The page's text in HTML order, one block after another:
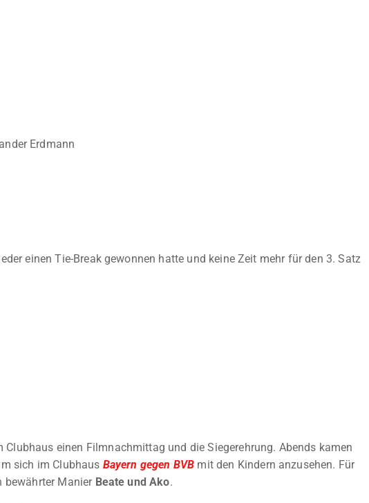
Erdmann
einen Tie-Break gewonnen hatte und keine Zeit mehr für den 3. Satz
einen Filmnachmittag und die Siegerehrung. Abends kamen
sich im Clubhaus Bayern gegen BVB mit den Kindern anzusehen. Für
bewährter Manier Beate und Ako.